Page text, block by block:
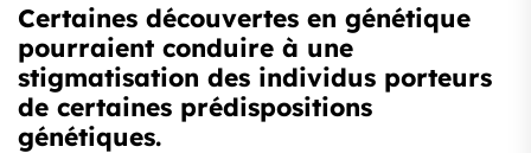
Certaines découvertes en génétique
pourraient conduire à une
stigmatisation des individus porteurs
de certaines prédispositions
génétiques.